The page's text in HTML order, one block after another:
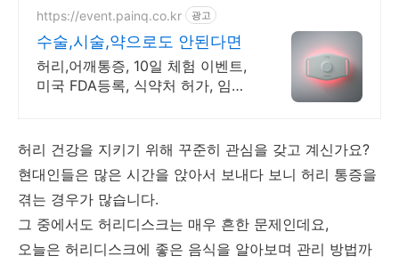
https://event.painq.co.kr 광고
수술,시술,약으로도 안된다면
허리,어깨통증, 10일 체험 이벤트,
미국 FDA등록, 식약처 허가, 임상
허리 건강을 지키기 위해 꾸준히 관심을 갖고 계신가요?
현대인들은 많은 시간을 앉아서 보내다 보니 허리 통증을
겪는 경우가 많습니다.
그 중에서도 허리디스크는 매우 흔한 문제인데요,
오늘은 허리디스크에 좋은 음식을 알아보며 관리 방법까